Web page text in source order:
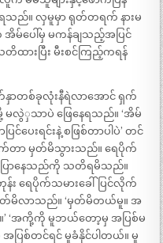
ည်။ လှမူမှာ ရုတ်တရက် နားမ
ပေါ်မှ မကန်ချသည့်အပြင်
ထားပြီး မီးစင်ကြည့်ကရန်
ာတစ်ခုလုံးနီရဲလာအောင် ရှက်
လွဲှသာပဲ ဖြေနေရသည်။ ‘အိမ်
ေးရင်းနဲ့ စဖြစ်တာပါပဲ’ တင်
တာ မှတ်မိသွားသည်။ ရေပိုက်
ြောနေသည်ကို သတိရမိသည်။
ရေပိုက်သမားခေါ်ပြင်လိုက်
တ်မိလာသည်။ ‘မှတ်မိတယ်မူ။ အ
’ ‘အကို့ကို မူဘယ်တော့မှ အပြစ်မ
ပြစ်တင်ရင် မူခံနိုင်ပါတယ်။ မူ